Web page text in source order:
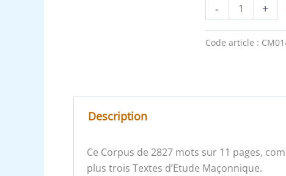
- +
Code article :
Description
Ce Corpus de 2827 mots sur 11 pages,
plus trois Textes d’Etude Maçonnique.